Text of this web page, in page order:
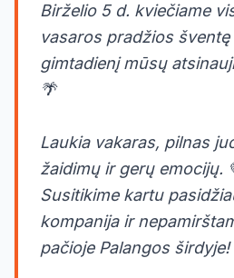
Birželio 5 d. kviečiame
vasaros pradžios
gimtadienį mūsų
🌴
Laukia vakaras, pilnas
žaidimų ir gerų emocijų.
Susitikime kartu
kompanija ir
pačioje Palangos